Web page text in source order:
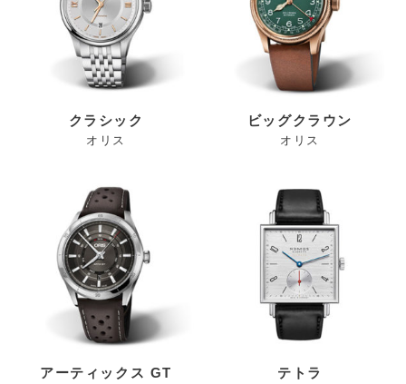
クラシック
オリス
ビッグクラウン
オリス
アーティックス GT テトラ